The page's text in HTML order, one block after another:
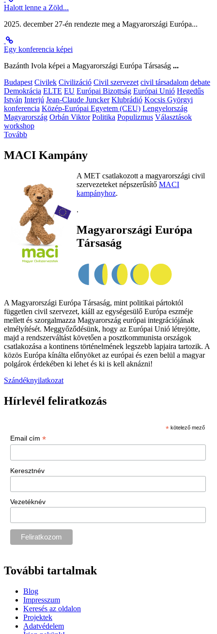
Halott lenne a Zöld...
2025. december 27-én rendezte meg a Magyarországi Európa...
Egy konferencia képei
Bazánth Ivola képei a Magyarországi Európa Társaság ...
Budapest Civilek Civilizáció Civil szervezet civil társadalom debate
Demokrácia ELTE EU Európai Bizottság Európai Unió Hegedűs
István Interjú Jean-Claude Juncker Klubrádió Kocsis Györgyi
konferencia Közép-Európai Egyetem (CEU) Lengyelország
Magyarország Orbán Viktor Politika Populizmus Választások
workshop
Tovább
MACI Kampány
A MET csatlakozott a magyarországi civil
szervezeteket népszerűsítő MACI
kampányhoz.
.
Magyarországi Európa
Társaság
A Magyarországi Európa Társaság, mint politikai pártoktól
független civil szervezet, kiáll az egységesülő Európa eszméje
mellett és szorgalmazza Magyarország európai integrációjának
elmélyítését. Meggyőződésünk, hogy az Európai Unió létrejötte,
majd a rendszerváltást követően a posztkommunista országok
csatlakozása a kontinens történelmének legszebb lapjaira tartozik. A
közös Európa kínálta előnyöket az európai és ezen belül a magyar
polgárok érdekében ki lehet és ki is kell aknázni!
Szándéknyilatkozat
Hírlevél feliratkozás
* kötelező mező
Email cím *
Keresztnév
Vezetéknév
További tartalmak
Blog
Impresszum
Keresés az oldalon
Projektek
Adatvédelem